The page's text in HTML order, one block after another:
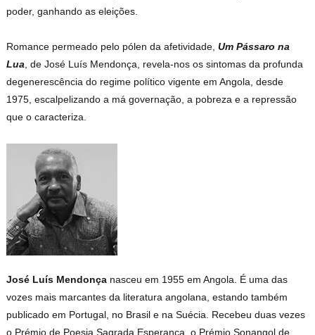
poder, ganhando as eleições.
Romance permeado pelo pólen da afetividade,Um Pássaro na
Lua, de José Luís Mendonça, revela-nos os sintomas da profunda
degenerescência do regime político vigente em Angola, desde
1975, escalpelizando a má governação, a pobreza e a repressão
que o caracteriza.
José Luís Mendonça nasceu em 1955 em Angola. É uma das
vozes mais marcantes da literatura angolana, estando também
publicado em Portugal, no Brasil e na Suécia. Recebeu duas vezes
o Prémio de Poesia Sagrada Esperança, o Prémio Sonangol de